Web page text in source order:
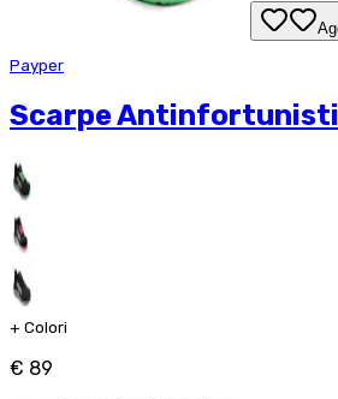
Payper
Scarpe
+ Colori
€ 89